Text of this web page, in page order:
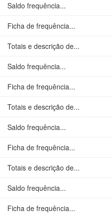
Saldo frequência...
Ficha de frequência...
Totais e descrição de...
Saldo frequência...
Ficha de frequência...
Totais e descrição de...
Saldo frequência...
Ficha de frequência...
Totais e descrição de...
Saldo frequência...
Ficha de frequência...